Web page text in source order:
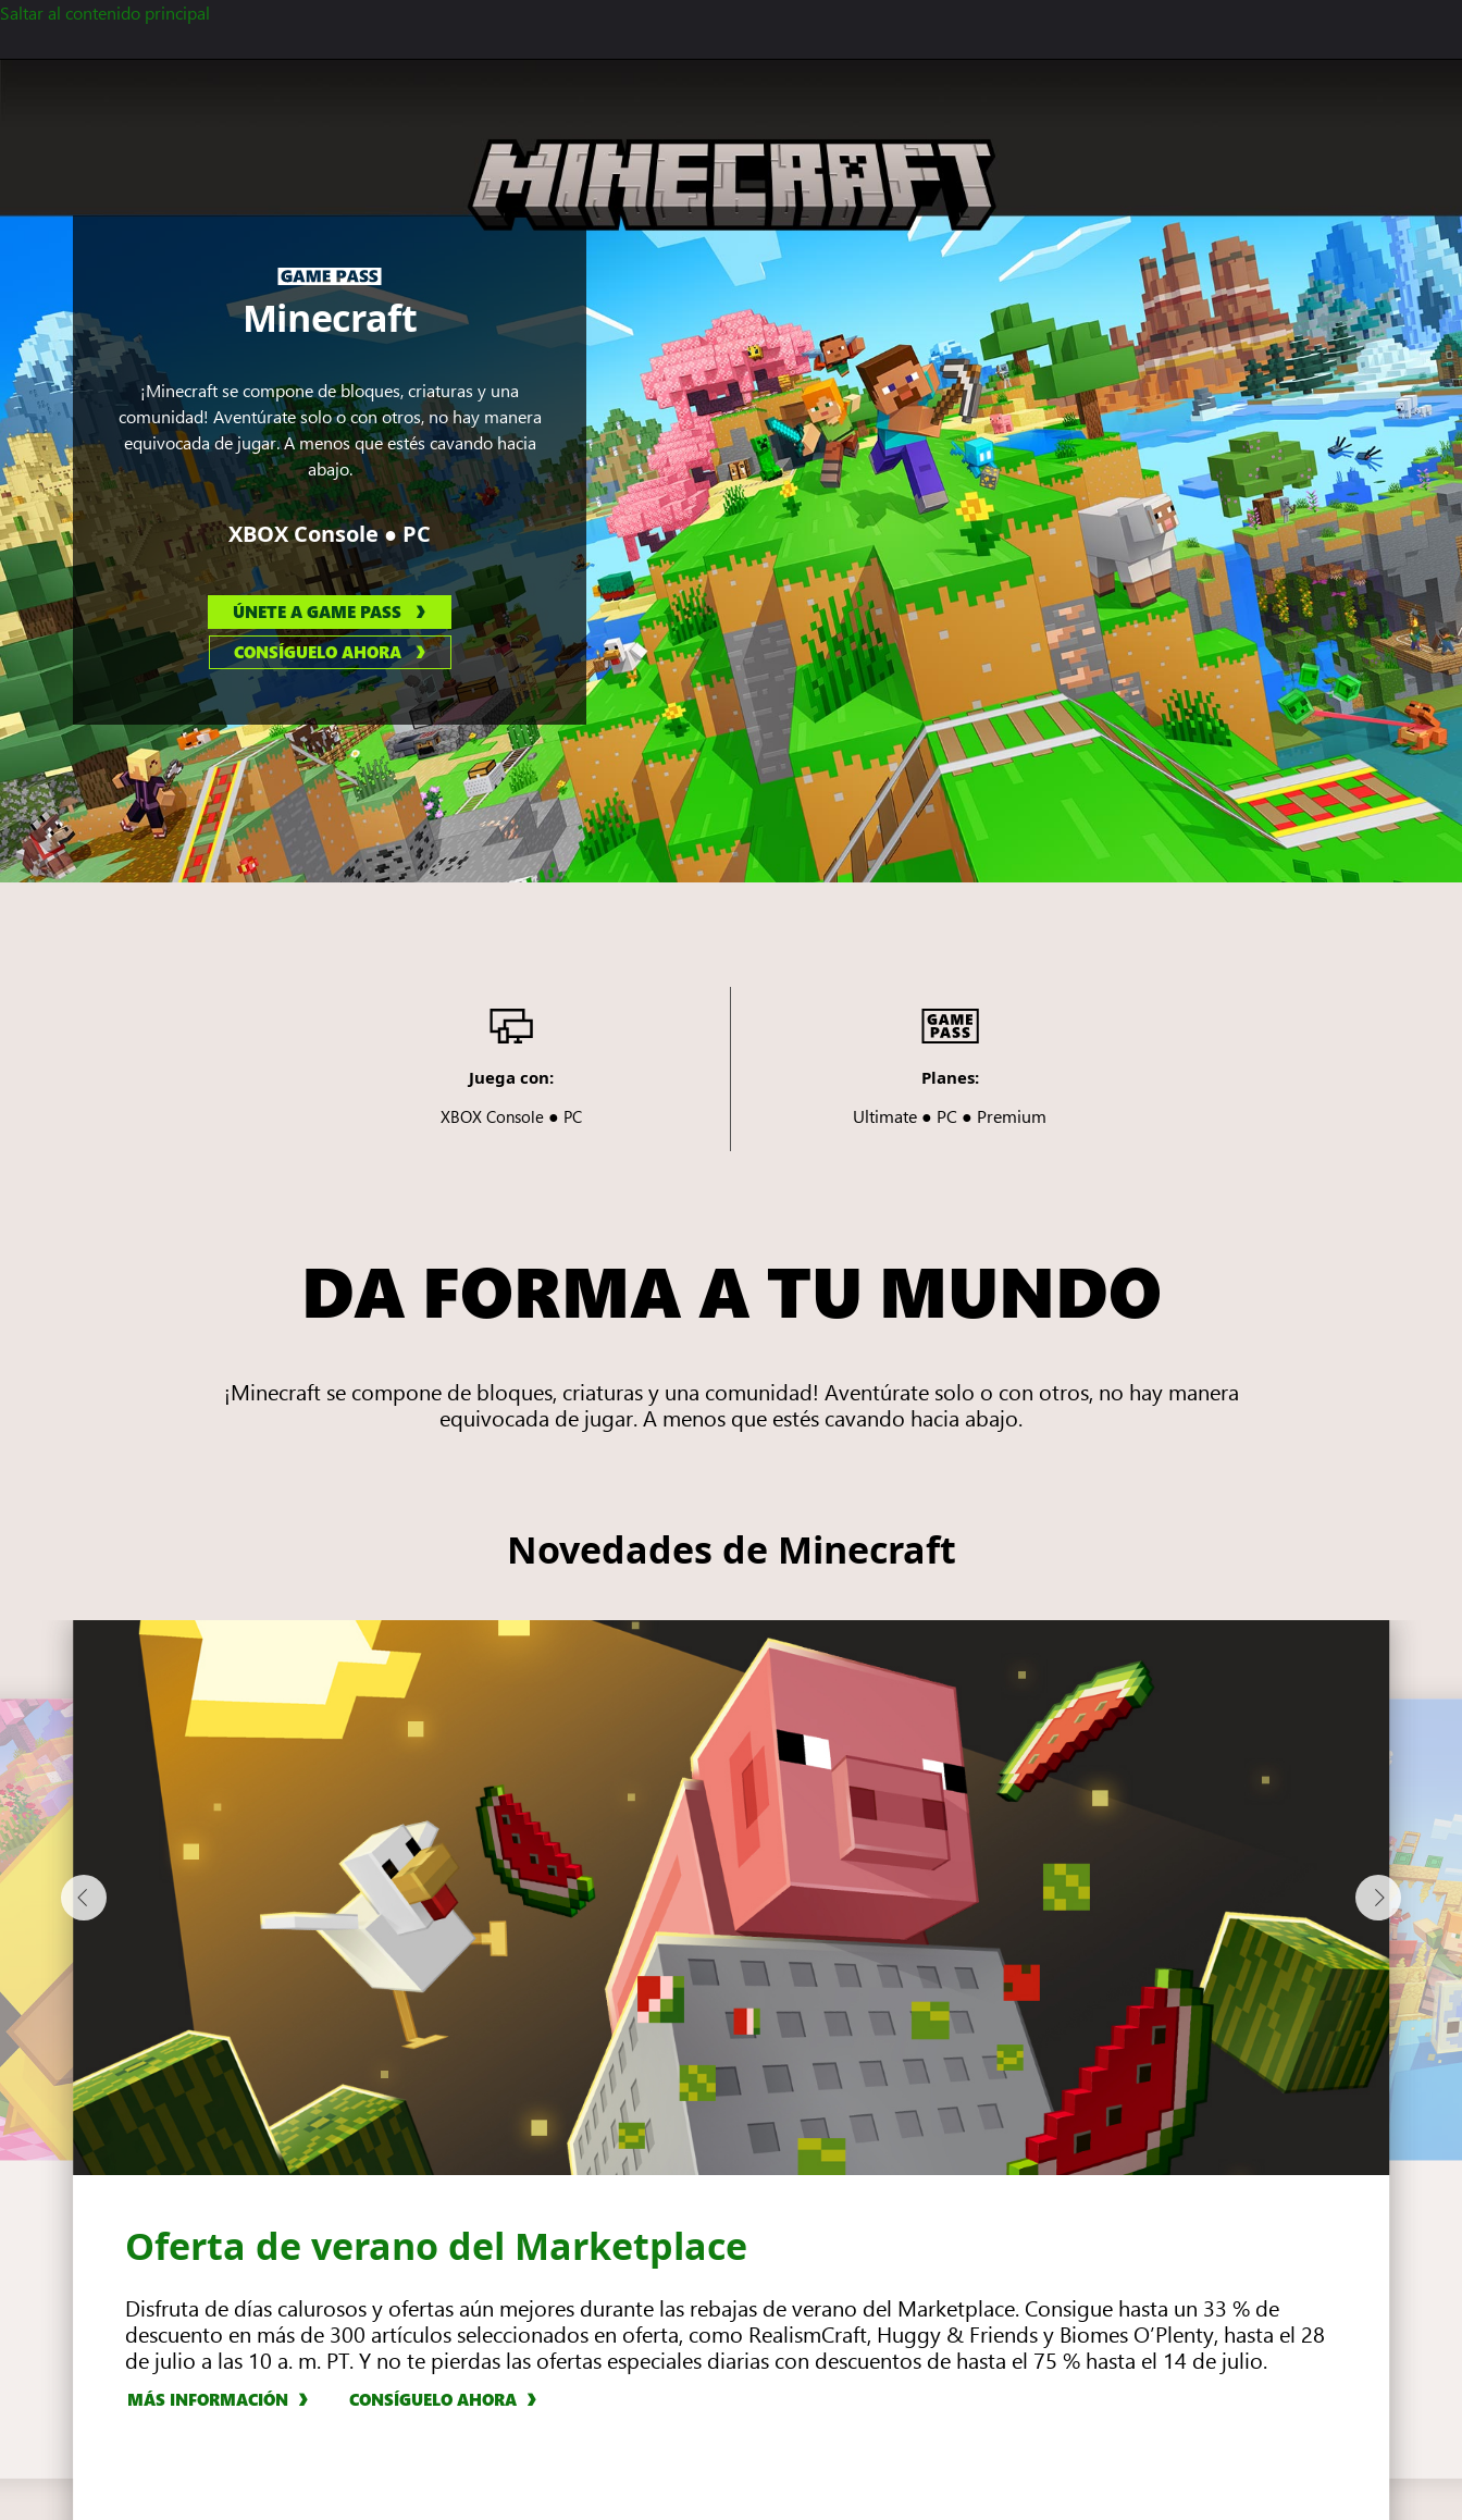
Saltar al contenido principal
Minecraft
¡Minecraft se compone de bloques, criaturas y una
comunidad! Aventúrate solo o con otros, no hay manera
equivocada de jugar. A menos que estés cavando hacia
abajo.
XBOX Console●PC
ÚNETE A GAME PASS
CONSÍGUELO AHORA
Juega con:
XBOX Console ● PC
Planes:
Ultimate ● PC ● Premium
DA FORMA A TU MUNDO
¡Minecraft se compone de bloques, criaturas y una comunidad! Aventúrate solo o con otros, no hay manera
equivocada de jugar. A menos que estés cavando hacia abajo.
Novedades de Minecraft
Oferta de verano del Marketplace
Disfruta de días calurosos y ofertas aún mejores durante las rebajas de verano del Marketplace. Consigue hasta un 33 % de
descuento en más de 300 artículos seleccionados en oferta, como RealismCraft, Huggy & Friends y Biomes O’Plenty, hasta el 28
de julio a las 10 a. m. PT. Y no te pierdas las ofertas especiales diarias con descuentos de hasta el 75 % hasta el 14 de julio.
MÁS INFORMACIÓN CONSÍGUELO AHORA
MÁS INFORMACIÓN CONSÍGUELO AHORA
MÁS INFORMACIÓN
CONSÍGUELO AHORA
CONSÍGUELO AHORA
MÁS INFORMACIÓN
CONSÍGUELO AHORA